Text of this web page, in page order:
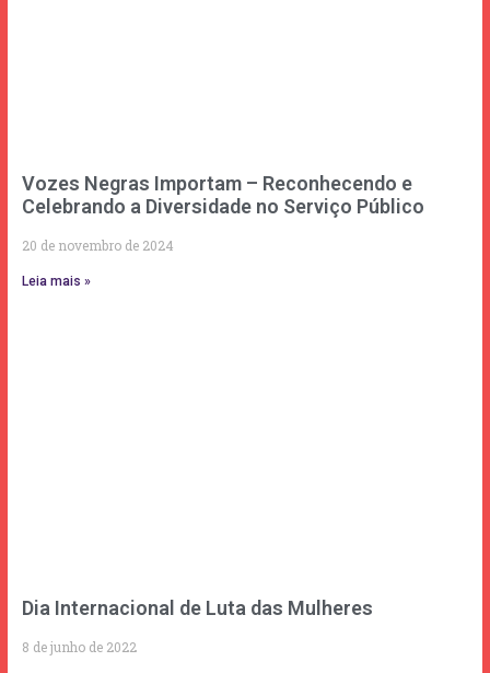
Vozes Negras Importam – Reconhecendo e
Celebrando a Diversidade no Serviço Público
20 de novembro de 2024
Leia mais »
Dia Internacional de Luta das Mulheres
8 de junho de 2022